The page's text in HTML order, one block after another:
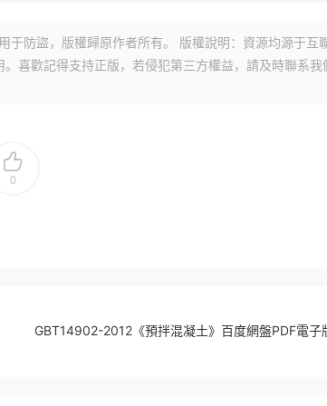
于防盜，版權歸原作者所有。 版權說明：資源均源于互
喜歡記得支持正版，若侵犯第三方權益，請及時聯系我
0
GBT14902-2012《預拌混凝土》百度網盤PDF電子